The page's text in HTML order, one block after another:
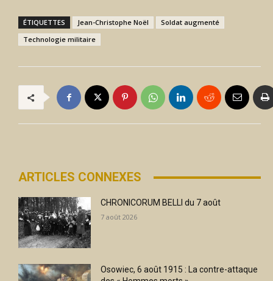
ÉTIQUETTES Jean-Christophe Noël
Soldat augmenté
Technologie militaire
ARTICLES CONNEXES
CHRONICORUM BELLI du 7 août
7 août 2026
Osowiec, 6 août 1915 : La contre-attaque